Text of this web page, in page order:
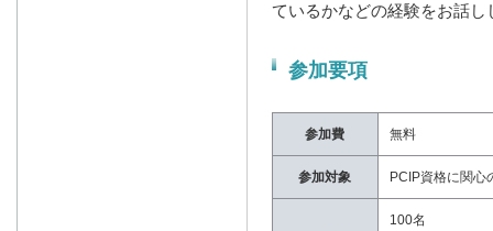
ているかなどの経験をお話し
参加要項
参加費 無料
参加対象 PCIP資格に関心
100名